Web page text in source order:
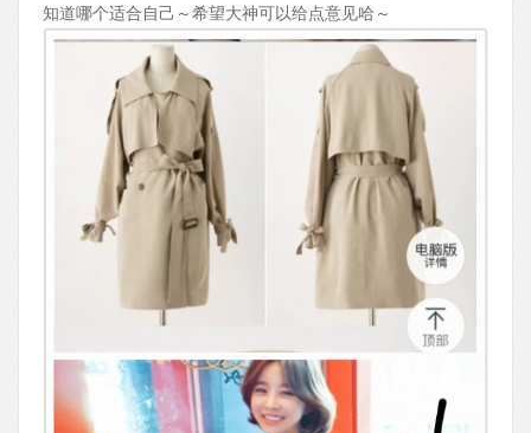
知道哪个适合自己～希望大神可以给点意见哈～